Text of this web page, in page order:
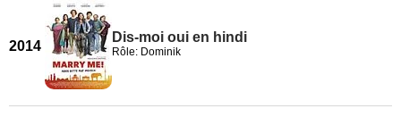
2014
Dis-moi oui en hindi
Rôle: Dominik